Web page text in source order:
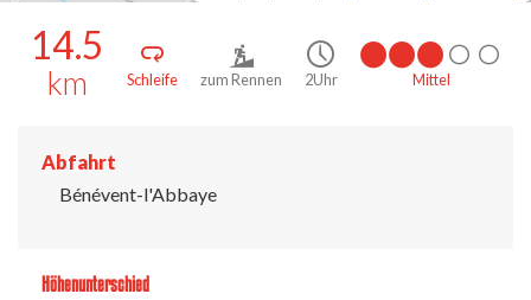
14.5
km Schleife zum Rennen 2Uhr Mittel
Abfahrt
Bénévent-l'Abbaye
Höhenunterschied